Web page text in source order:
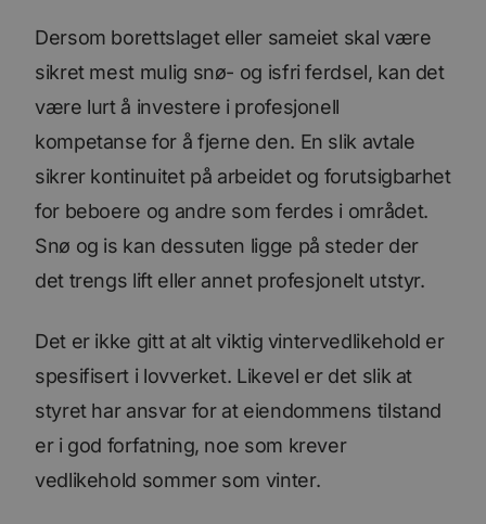
Dersom borettslaget eller sameiet skal være
sikret mest mulig snø- og isfri ferdsel, kan det
være lurt å investere i profesjonell
kompetanse for å fjerne den. En slik avtale
sikrer kontinuitet på arbeidet og forutsigbarhet
for beboere og andre som ferdes i området.
Snø og is kan dessuten ligge på steder der
det trengs lift eller annet profesjonelt utstyr.
Det er ikke gitt at alt viktig vintervedlikehold er
spesifisert i lovverket. Likevel er det slik at
styret har ansvar for at eiendommens tilstand
er i god forfatning, noe som krever
vedlikehold sommer som vinter.